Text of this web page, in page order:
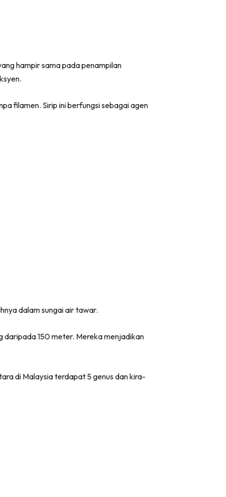
hampir sama pada penampilan
filamen. Sirip ini berfungsi sebagai agen
dalam sungai air tawar.
daripada 150 meter. Mereka menjadikan
di Malaysia terdapat 5 genus dan kira-